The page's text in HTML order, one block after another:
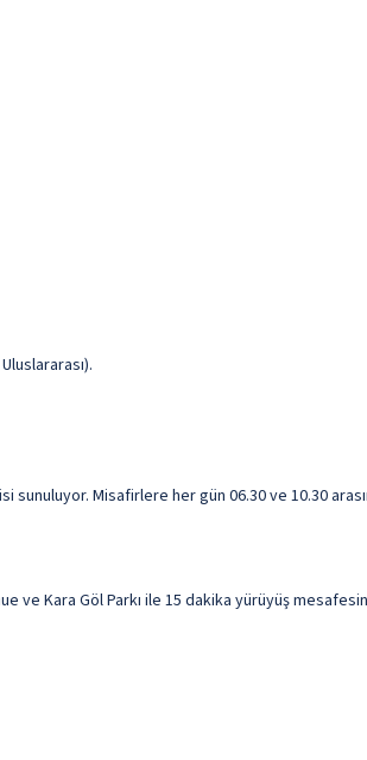
Misafirlere her gün 06.30 ve 10.30
Kara Göl Parkı ile 15 dakika yürüyüş